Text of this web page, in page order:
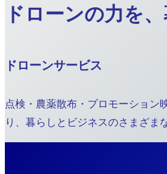
ドローンの力を、
ドローンサービス
点検・農薬散布・プロモーション
り、暮らしとビジネスのさまざま